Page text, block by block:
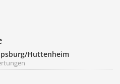
Huttenheim